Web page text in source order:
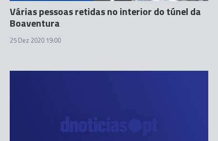
Várias pessoas retidas no interior do túnel da
Boaventura
25 Dez 2020 19:00